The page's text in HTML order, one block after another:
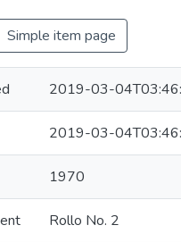
Simple item page
2019-03-
2019-03-
1970
Rollo No. 2